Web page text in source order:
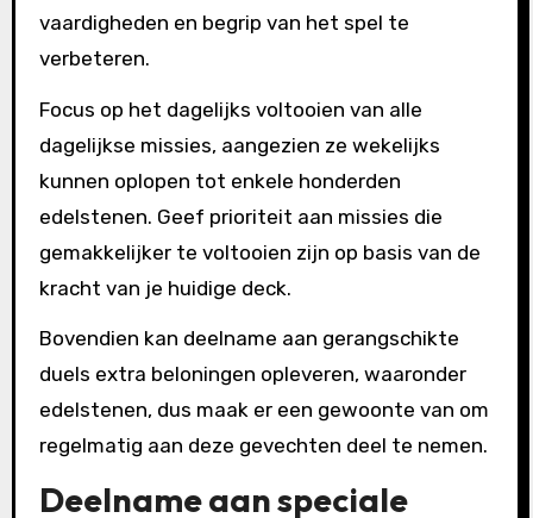
vaardigheden en begrip van het spel te
verbeteren.
Focus op het dagelijks voltooien van alle
dagelijkse missies, aangezien ze wekelijks
kunnen oplopen tot enkele honderden
edelstenen. Geef prioriteit aan missies die
gemakkelijker te voltooien zijn op basis van de
kracht van je huidige deck.
Bovendien kan deelname aan gerangschikte
duels extra beloningen opleveren, waaronder
edelstenen, dus maak er een gewoonte van om
regelmatig aan deze gevechten deel te nemen.
Deelname aan speciale